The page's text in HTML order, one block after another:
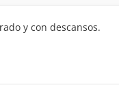
y con descansos.